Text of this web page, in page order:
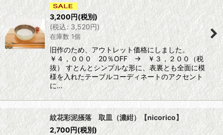
3,200円(税別)
(税込: 3,520円)
在庫数 1個
旧作のため、アウトレット価格にしました。
￥４，０００ 20％OFF → ￥３，２００（税
抜） すとんとシンプルな形に、表裏とも全面に模
様を入れたテーブルコーディネートのアクセント
に…
紋花彩泥掻落 取皿（濃紺）【nicorico】
2,700円(税別)